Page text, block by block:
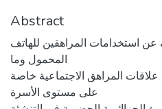
Abstract
استخدامات المراهقين للهاتف
المحمول وما
المراهق الاجتماعية خاصة
على مستوى الأسرة